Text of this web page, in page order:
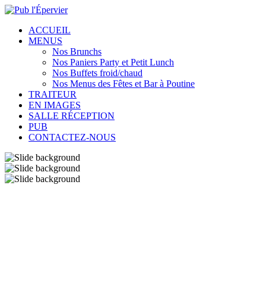
ACCUEIL
MENUS
Nos Brunchs
Nos Paniers Party et Petit Lunch
Nos Buffets froid/chaud
Nos Menus des Fêtes et Bar à Poutine
TRAITEUR
EN IMAGES
SALLE RÉCEPTION
PUB
CONTACTEZ-NOUS